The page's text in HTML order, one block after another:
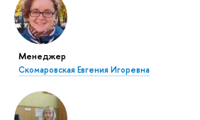
Менеджер
Скомаровская Евгения Игоревна